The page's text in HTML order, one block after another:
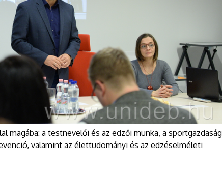
magába: a testnevelői és az edzői munka, a sportgazdaság
valamint az élettudományi és az edzéselméleti